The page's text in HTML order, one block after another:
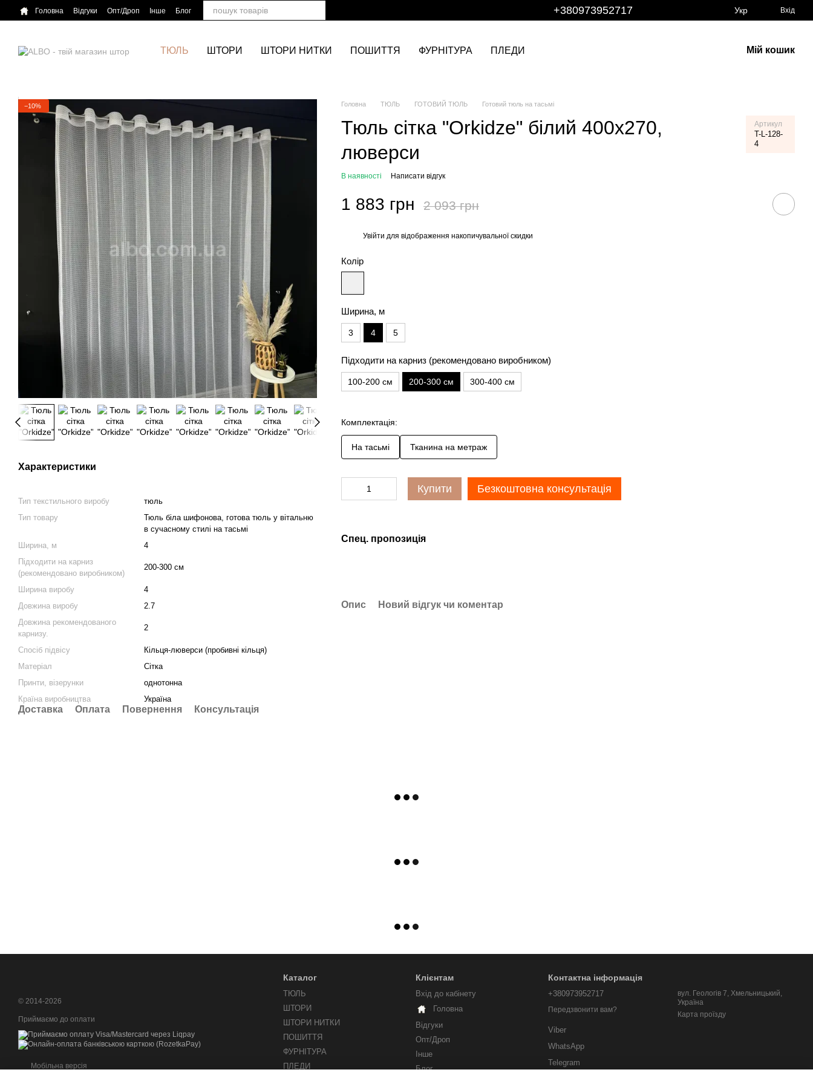
Перейти до основного контенту
Головна Відгуки Опт/Дроп Інше Блог +380973952717 Укр Вхід
ТЮЛЬ ШТОРИ ШТОРИ НИТКИ ПОШИТТЯ ФУРНІТУРА ПЛЕДИ Мій кошик
−10%
Характеристики
Тип текстильного виробу
тюль
Тип товару
Тюль біла шифонова, готова тюль у вітальню
в сучасному стилі на тасьмі
Ширина, м
4
Підходити на карниз
(рекомендовано виробником)
200-300 см
Ширина виробу
4
Довжина виробу
2.7
Довжина рекомендованого
карнизу.
2
Спосіб підвісу
Кільця-люверси (пробивні кільця)
Матеріал
Сітка
Принти, візерунки
однотонна
Країна виробництва
Україна
Доставка Оплата Повернення Консультація
Головна ТЮЛЬ ГОТОВИЙ ТЮЛЬ Готовий тюль на тасьмі
Тюль сітка "Orkidze" білий 400х270,
люверси
Артикул
T-L-128-
4
В наявності Написати відгук
1 883 грн 2 093 грн
Увійти для відображення накопичувальної скидки
Колір
Ширина, м
3 4 5
Підходити на карниз (рекомендовано виробником)
100-200 см 200-300 см 300-400 см
Комплектація:
На тасьмі Тканина на метраж
Купити Безкоштовна консультація
Спец. пропозиція
Опис Новий відгук чи коментар
© 2014-2026
Приймаємо до оплати
Мобільна версія
Каталог
ТЮЛЬ
ШТОРИ
ШТОРИ НИТКИ
ПОШИТТЯ
ФУРНІТУРА
ПЛЕДИ
Клієнтам
Вхід до кабінету
Головна
Відгуки
Опт/Дроп
Інше
Блог
Контактна інформація
+380973952717
Передзвонити вам?
Viber
WhatsApp
Telegram
вул. Геологів 7, Хмельницький,
Україна
Карта проїзду